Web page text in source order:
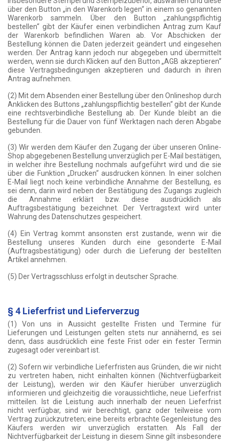
über den Button „in den Warenkorb legen“ in einem so genannten
Warenkorb sammeln. Über den Button „zahlungspflichtig
bestellen“ gibt der Käufer einen verbindlichen Antrag zum Kauf
der Warenkorb befindlichen Waren ab. Vor Abschicken der
Bestellung können die Daten jederzeit geändert und eingesehen
werden. Der Antrag kann jedoch nur abgegeben und übermittelt
werden, wenn sie durch Klicken auf den Button „AGB akzeptieren“
diese Vertragsbedingungen akzeptieren und dadurch in ihren
Antrag aufnehmen.
(2) Mit dem Absenden einer Bestellung über den Onlineshop durch
Anklicken des Buttons „zahlungspflichtig bestellen“ gibt der Kunde
eine rechtsverbindliche Bestellung ab. Der Kunde bleibt an die
Bestellung für die Dauer von fünf Werktagen nach deren Abgabe
gebunden.
(3) Wir werden dem Käufer den Zugang der über unseren Online-
Shop abgegebenen Bestellung unverzüglich per E-Mail bestätigen,
in welcher ihre Bestellung nochmals aufgeführt wird und die sie
über die Funktion „Drucken“ ausdrucken können. In einer solchen
E-Mail liegt noch keine verbindliche Annahme der Bestellung, es
sei denn, darin wird neben der Bestätigung des Zugangs zugleich
die Annahme erklärt bzw. diese ausdrücklich als
Auftragsbestätigung bezeichnet. Der Vertragstext wird unter
Wahrung des Datenschutzes gespeichert.
(4) Ein Vertrag kommt ansonsten erst zustande, wenn wir die
Bestellung unseres Kunden durch eine gesonderte E-Mail
(Auftragsbestätigung) oder durch die Lieferung der bestellten
Artikel annehmen.
(5) Der Vertragsschluss erfolgt in deutscher Sprache.
§ 4 Lieferfrist und Lieferverzug
(1) Von uns in Aussicht gestellte Fristen und Termine für
Lieferungen und Leistungen gelten stets nur annähernd, es sei
denn, dass ausdrücklich eine feste Frist oder ein fester Termin
zugesagt oder vereinbart ist.
(2) Sofern wir verbindliche Lieferfristen aus Gründen, die wir nicht
zu vertreten haben, nicht einhalten können (Nichtverfügbarkeit
der Leistung), werden wir den Käufer hierüber unverzüglich
informieren und gleichzeitig die voraussichtliche, neue Lieferfrist
mitteilen. Ist die Leistung auch innerhalb der neuen Lieferfrist
nicht verfügbar, sind wir berechtigt, ganz oder teilweise vom
Vertrag zurückzutreten; eine bereits erbrachte Gegenleistung des
Käufers werden wir unverzüglich erstatten. Als Fall der
Nichtverfügbarkeit der Leistung in diesem Sinne gilt insbesondere